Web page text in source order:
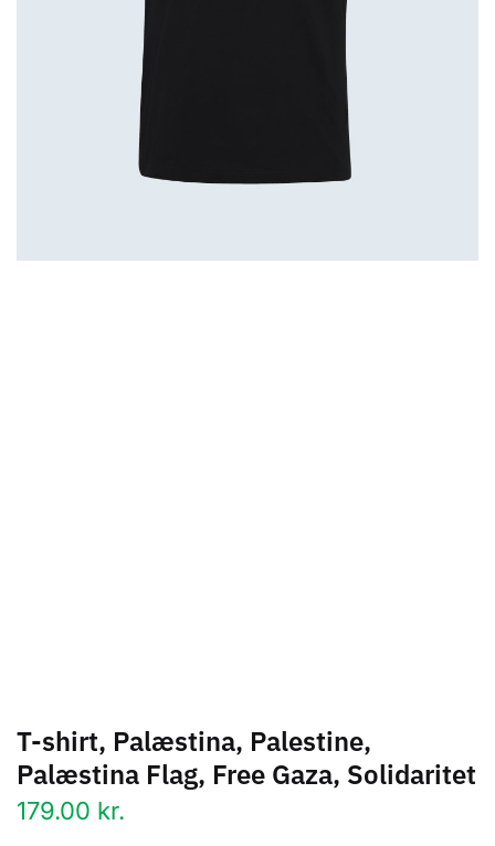
T-shirt, Palæstina, Palestine,
Palæstina Flag, Free Gaza, Solidaritet
179.00 kr.